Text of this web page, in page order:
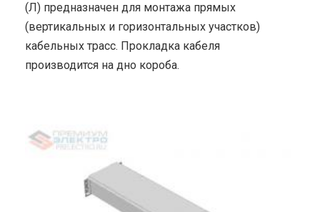
(Л) предназначен для монтажа прямых
(вертикальных и горизонтальных участков)
кабельных трасс. Прокладка кабеля
производится на дно короба.